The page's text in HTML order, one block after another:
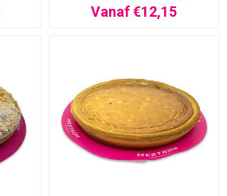
SLAGROOM
Vanaf €12,15